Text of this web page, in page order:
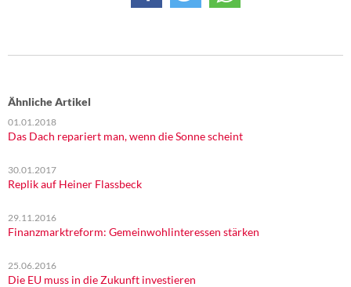
Ähnliche Artikel
01.01.2018
Das Dach repariert man, wenn die Sonne scheint
30.01.2017
Replik auf Heiner Flassbeck
29.11.2016
Finanzmarktreform: Gemeinwohlinteressen stärken
25.06.2016
Die EU muss in die Zukunft investieren